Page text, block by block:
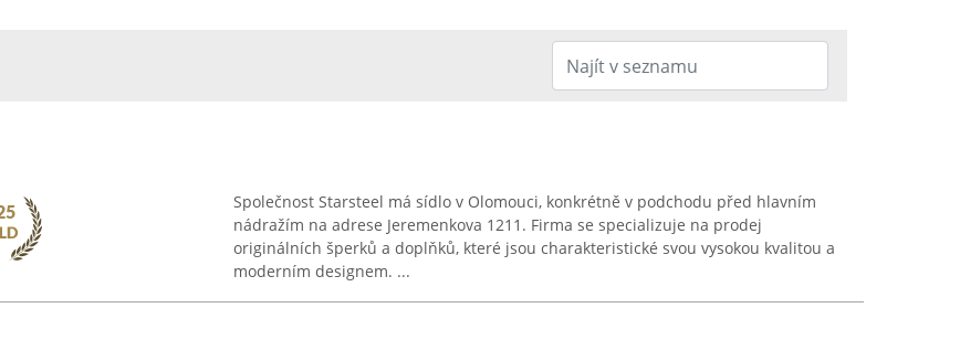
Společnost Starsteel má sídlo v Olomouci, konkrétně v podchodu před hlavním
nádražím na adrese Jeremenkova 1211. Firma se specializuje na prodej
originálních šperků a doplňků, které jsou charakteristické svou vysokou kvalitou a
moderním designem. ...